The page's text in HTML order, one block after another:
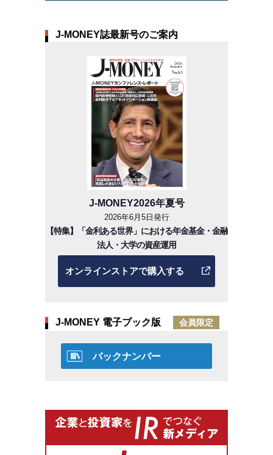
J-MONEY誌最新号のご案内
J-MONEY2026年夏号
2026年6月5日発行
【特集】「金利ある世界」における年金基金・金融
法人・大学の資産運用
オンラインストアで購入する
J-MONEY 電子ブック版 会員限定
バックナンバー